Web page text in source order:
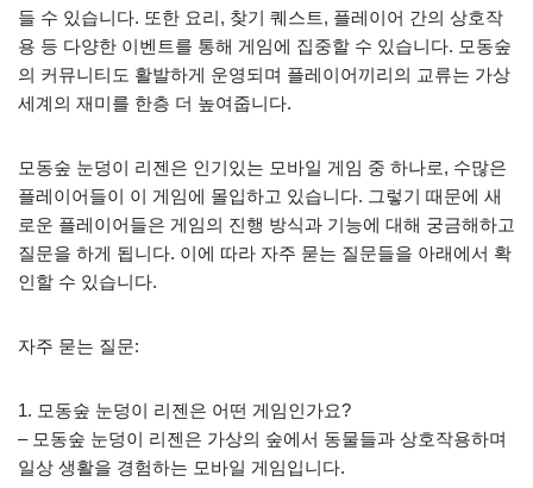
들 수 있습니다. 또한 요리, 찾기 퀘스트, 플레이어 간의 상호작
용 등 다양한 이벤트를 통해 게임에 집중할 수 있습니다. 모동숲
의 커뮤니티도 활발하게 운영되며 플레이어끼리의 교류는 가상
세계의 재미를 한층 더 높여줍니다.
모동숲 눈덩이 리젠은 인기있는 모바일 게임 중 하나로, 수많은
플레이어들이 이 게임에 몰입하고 있습니다. 그렇기 때문에 새
로운 플레이어들은 게임의 진행 방식과 기능에 대해 궁금해하고
질문을 하게 됩니다. 이에 따라 자주 묻는 질문들을 아래에서 확
인할 수 있습니다.
자주 묻는 질문:
1. 모동숲 눈덩이 리젠은 어떤 게임인가요?
– 모동숲 눈덩이 리젠은 가상의 숲에서 동물들과 상호작용하며
일상 생활을 경험하는 모바일 게임입니다.